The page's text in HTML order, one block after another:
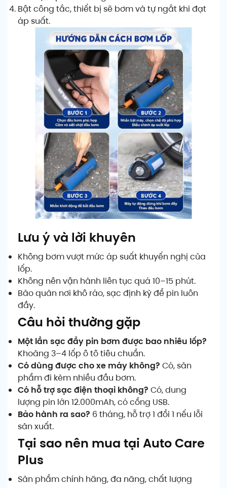
Bật công tắc, thiết bị sẽ bơm và tự ngắt khi đạt
áp suất.
Lưu ý và lời khuyên
Không bơm vượt mức áp suất khuyến nghị của
lốp.
Không nên vận hành liên tục quá 10–15 phút.
Bảo quản nơi khô ráo, sạc định kỳ để pin luôn
đầy.
Câu hỏi thường gặp
Một lần sạc đầy pin bơm được bao nhiêu lốp?
Khoảng 3–4 lốp ô tô tiêu chuẩn.
Có dùng được cho xe máy không? Có, sản
phẩm đi kèm nhiều đầu bơm.
Có hỗ trợ sạc điện thoại không? Có, dung
lượng pin lớn 12.000mAh, có cổng USB.
Bảo hành ra sao? 6 tháng, hỗ trợ 1 đổi 1 nếu lỗi
sản xuất.
Tại sao nên mua tại Auto Care
Plus
Sản phẩm chính hãng, đa năng, chất lượng